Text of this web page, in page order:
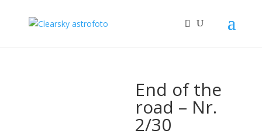
End of the
road – Nr.
2/30